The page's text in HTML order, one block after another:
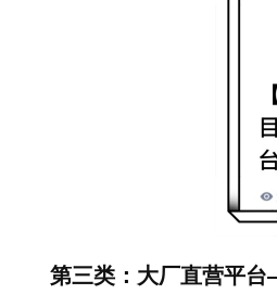
第三类：大厂直营平